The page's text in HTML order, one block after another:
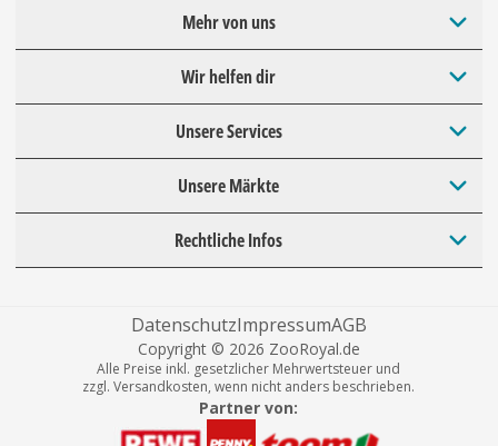
Mehr von uns
Wir helfen dir
Unsere Services
Unsere Märkte
Rechtliche Infos
DatenschutzImpressumAGB
Copyright © 2026 ZooRoyal.de
Alle Preise inkl. gesetzlicher Mehrwertsteuer und
zzgl. Versandkosten, wenn nicht anders beschrieben.
Partner von: